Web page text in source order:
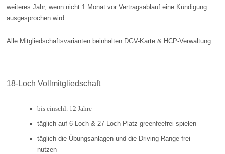
weiteres Jahr, wenn nicht 1 Monat vor Vertragsablauf eine Kündigung
ausgesprochen wird.
Alle Mitgliedschaftsvarianten beinhalten DGV-Karte & HCP-Verwaltung.
18-Loch Vollmitgliedschaft
bis einschl. 12 Jahre
täglich auf 6-Loch & 27-Loch Platz greenfeefrei spielen
täglich die Übungsanlagen und die Driving Range frei
nutzen